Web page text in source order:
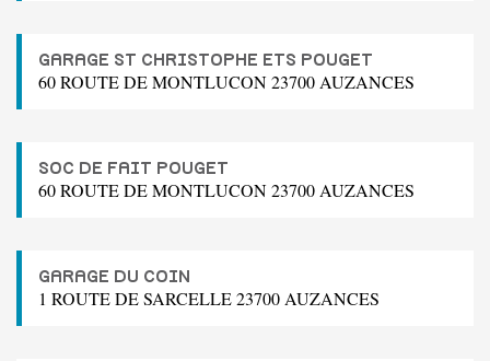
GARAGE ST CHRISTOPHE ETS POUGET
60 ROUTE DE MONTLUCON 23700 AUZANCES
SOC DE FAIT POUGET
60 ROUTE DE MONTLUCON 23700 AUZANCES
GARAGE DU COIN
1 ROUTE DE SARCELLE 23700 AUZANCES